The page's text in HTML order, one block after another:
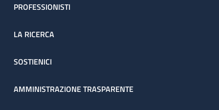
PROFESSIONISTI
LA RICERCA
SOSTIENICI
AMMINISTRAZIONE TRASPARENTE